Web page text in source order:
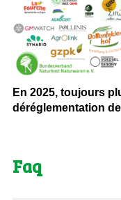
En 2025, toujours
déréglementation
Faq